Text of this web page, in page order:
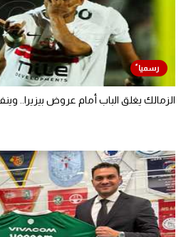
الزمالك يغلق الباب أمام عروض بيزيرا..